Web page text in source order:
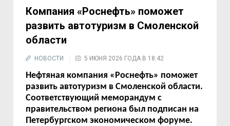
Компания «Роснефть» поможет
развить автотуризм в Смоленской
области
НОВОСТИ 5 ИЮНЯ 2026 ГОДА В 18:42
Нефтяная компания «Роснефть» поможет
развить автотуризм в Смоленской области.
Соответствующий меморандум с
правительством региона был подписан на
Петербургском экономическом форуме.